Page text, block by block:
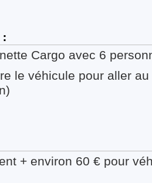
Cargo avec 6
le véhicule pour aller
+ environ 60 € pour